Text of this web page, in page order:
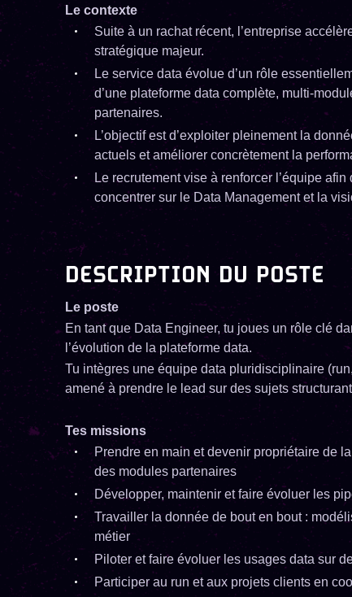
Le contexte
Suite à un rachat récent, l’entreprise
stratégique majeur.
Le service data évolue d’un rôle
d’une plateforme data complète, multi-
partenaires.
L’objectif est d’exploiter pleinement la
actuels et améliorer concrètement la
Le recrutement vise à renforcer l’équipe
concentrer sur le Data Management et la
DESCRIPTION DU POSTE
Le poste
En tant que Data Engineer, tu joues un rôle clé
l’évolution de la plateforme data.
Tu intègres une équipe data pluridisciplinaire
amené à prendre le lead sur des sujets
Tes missions
Prendre en main et devenir propriétaire de
des modules partenaires
Développer, maintenir et faire évoluer les
Travailler la donnée de bout en bout :
métier
Piloter et faire évoluer les usages data sur
Participer au run et aux projets clients en